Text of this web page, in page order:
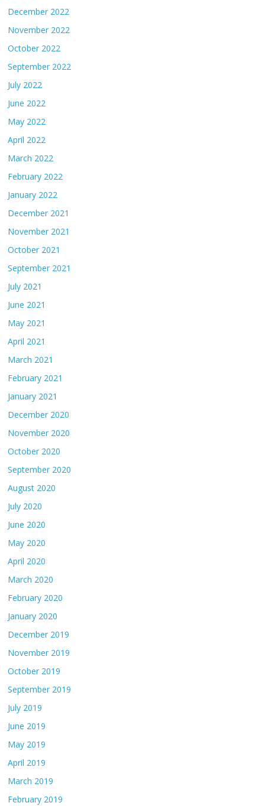
December 2022
November 2022
October 2022
September 2022
July 2022
June 2022
May 2022
April 2022
March 2022
February 2022
January 2022
December 2021
November 2021
October 2021
September 2021
July 2021
June 2021
May 2021
April 2021
March 2021
February 2021
January 2021
December 2020
November 2020
October 2020
September 2020
August 2020
July 2020
June 2020
May 2020
April 2020
March 2020
February 2020
January 2020
December 2019
November 2019
October 2019
September 2019
July 2019
June 2019
May 2019
April 2019
March 2019
February 2019